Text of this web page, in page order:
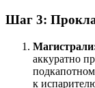
Шаг 3:
аккуратно
к